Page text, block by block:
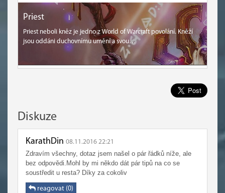
Priest
Priest neboli kněz je jedno z World of Warcraft povolání. Kněží
jsou oddáni duchovnímu umění a svou…
Diskuze
KarathDin 08.11.2016 22:21
Zdravím všechny, dotaz jsem našel o pár řádků níže, ale
bez odpovědi.Mohl by mi někdo dát pár tipů na co se
soustředit u resta? Díky za cokoliv
reagovat (0)